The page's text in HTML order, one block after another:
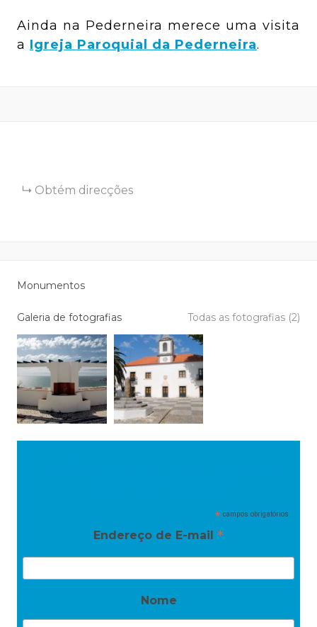
Ainda na Pederneira merece uma visita
a Igreja Paroquial da Pederneira.
Obtém direcções
Monumentos
Galeria de fotografias Todas as fotografias (2)
* campos obrigatórios
Endereço de E-mail *
Nome